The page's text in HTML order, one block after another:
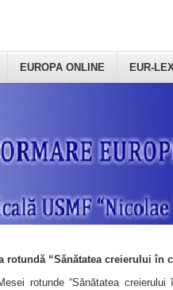
EUROPA ONLINE EUR-
rotundă “Sănătatea creierului în
rotunde “Sănătatea